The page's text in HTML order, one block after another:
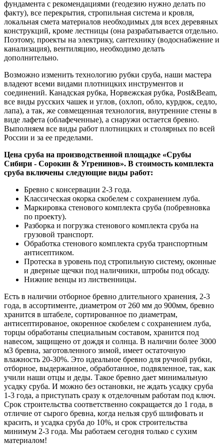
фундамента с рекомендациями (геодезию нужно делать по
факту), все перекрытия, стропильная система и кровля,
локальная смета материалов необходимых для всех деревяных
конструкций, кроме лестницы (она разрабатывается отдельно.
Поэтому, проекты на электрику, сантехнику (водоснабжение и
канализация), вентиляцию, необходимо делать
дополнительно.
Возможно изменить технологию рубки сруба, наши мастера
владеют всеми видами плотницких инструментов и
соединений. Канадская рубка, Норвежская рубка, Post&Beam,
все виды русских чашек и углов, (охлоп, обло, курдюк, седло,
лапа), а так, же совмещенная технология, внутренние стены в
виде лафета (облафеченные), а снаружи остается бревно.
Выполняем все виды работ плотницких и столярных по всей
России и за ее пределами.
Цена сруба на производственной площадке «Срубы
Сибири - Сорокин & Угренинов». В стоимость комплекта
сруба включены следующие виды работ:
Бревно с консервации 2-3 года.
Классическая окорка скобелем с сохранением луба.
Маркировка стенового комплекта сруба (побревновка
по проекту).
Разборка и погрузка стенового комплекта сруба на
грузовой транспорт.
Обработка стенового комплекта сруба транспортным
антисептиком.
Протеска в уровень под стропильную систему, оконные
и дверные щечки под наличники, штробы под обсаду.
Нижние венцы из лиственницы.
Есть в наличии отборное бревно длительного хранения, 2-3
года, в ассортименте, диаметром от 260 мм до 900мм, бревно
хранится в штабеле, сортированное по диаметрам,
антисептированое, окоренное скобелем с сохранением луба,
торцы обработаны специальным составом, хранится под
навесом, защищено от дождя и солнца. В наличии более 3000
м3 бревна, заготовленного зимой, имеет остаточную
влажность 20-30%. Это идеальное бревно для ручной рубки,
отборное, выдержанное, обработанное, подвяленное, так, как
учили наши отцы и деды. Такое бревно дает минимальную
усадку сруба. И можно без остановки, не ждать усадку сруба
1-3 года, а приступать сразу к отделочным работам под ключ.
Срок строительства соответственно сокращается до 1 года, в
отличие от сырого бревна, когда нельзя сруб шлифовать и
красить, и усадка сруба до 10%, и срок строительства
минимум 2-3 года. Мы работаем сегодня только с сухим
материалом!